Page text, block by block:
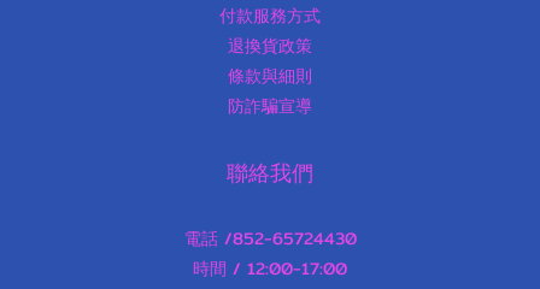
付款服務方式
退換貨政策
條款與細則
防詐騙宣導
聯絡我們
電話 /852-65724430
時間 / 12:00-17:00